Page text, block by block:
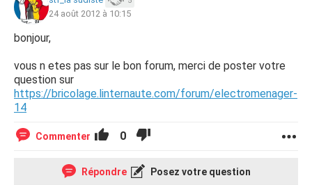
24 août 2012 à 10:15
bonjour,
vous n etes pas sur le bon forum, merci de poster votre
question sur
https://bricolage.linternaute.com/forum/electromenager-
14
Commenter 0
Répondre Posez votre question